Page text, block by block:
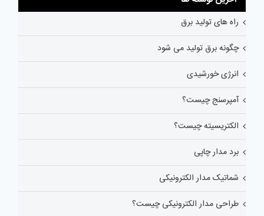
راه های تولید برق
چگونه برق تولید می شود
انرژی خورشیدی
آمپرسنج چیست؟
الکتریسیته چیست؟
برد مدار چاپی
شماتیک مدار الکترونیکی
طراحی مدار الکترونیکی چیست؟